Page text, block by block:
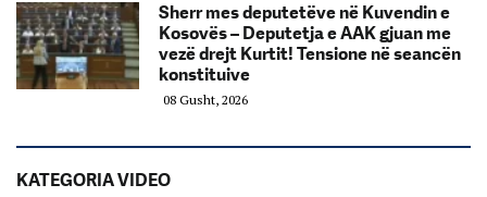
Sherr mes deputetëve në Kuvendin e
Kosovës – Deputetja e AAK gjuan me
vezë drejt Kurtit! Tensione në seancën
konstituive
08 Gusht, 2026
KATEGORIA VIDEO